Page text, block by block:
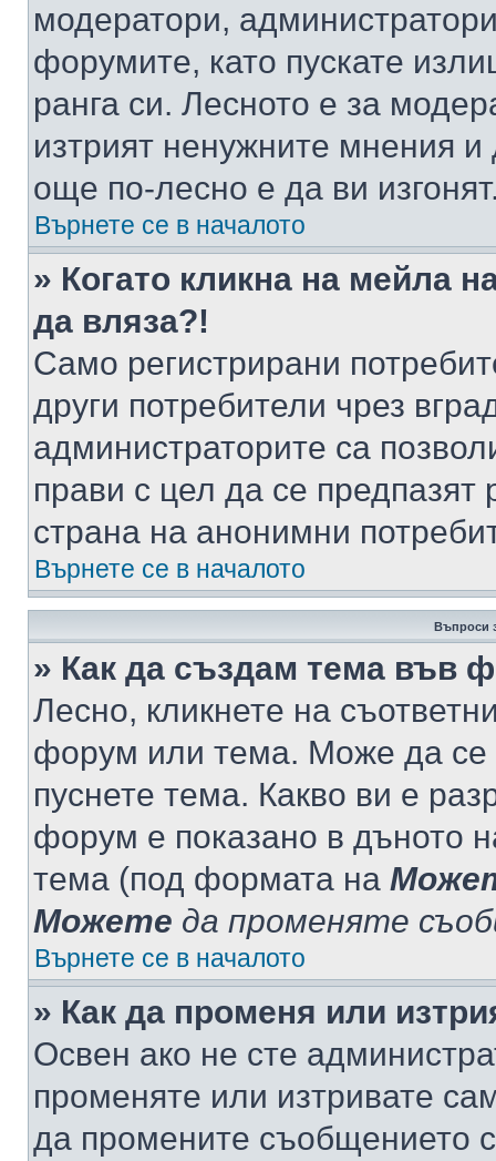
модератори,
форумите, като пускате
ранга си. Лесното е за
изтрият ненужните мнения
още по-лесно е да ви
Върнете се в началото
» Когато кликна на мейла
да вляза?!
Само регистрирани
други потребители чрез
администраторите са
прави с цел да се предпазят
страна на анонимни
Върнете се в началото
Въпроси
» Как да създам тема във
Лесно, кликнете на
форум или тема. Може да се
пуснете тема. Какво ви е
форум е показано в дъното
тема (под формата на
Можете да променяте
Върнете се в началото
» Как да променя или
Освен ако не сте
променяте или изтривате
да промените съобщението